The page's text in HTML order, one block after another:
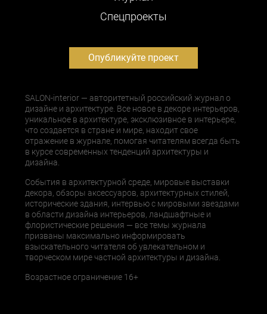
Cпецпроекты
Опубликуйте проект
SALON-interior — авторитетный российский журнал о
дизайне и архитектуре. Все новое в декоре интерьеров,
уникальное в архитектуре, эксклюзивное в интерьере,
что создается в стране и мире, находит свое
отражение в журнале, помогая читателям всегда быть
в курсе современных тенденций архитектуры и
дизайна.
События в архитектурной среде, мировые выставки
декора, обзоры аксессуаров, архитектурных стилей,
исторические здания, интервью с мировыми звездами
в области дизайна интерьеров, ландшафтные и
флористические решения — все темы журнала
призваны максимально информировать
взыскательного читателя об увлекательном и
творческом мире частной архитектуры и дизайна.
Возрастное ограничение 16+